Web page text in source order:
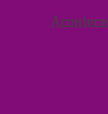
Acontece